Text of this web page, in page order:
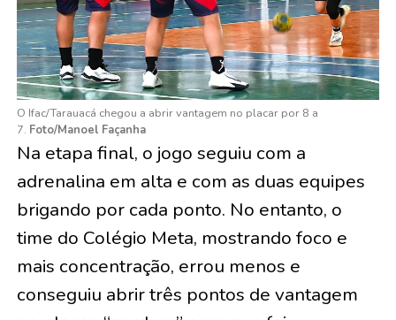
O Ifac/Tarauacá chegou a abrir vantagem no placar por 8 a
7. Foto/Manoel Façanha
Na etapa final, o jogo seguiu com a
adrenalina em alta e com as duas equipes
brigando por cada ponto. No entanto, o
time do Colégio Meta, mostrando foco e
mais concentração, errou menos e
conseguiu abrir três pontos de vantagem